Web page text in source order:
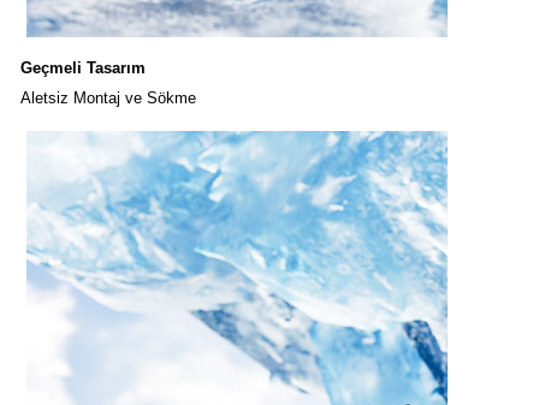
Geçmeli Tasarım
Aletsiz Montaj ve Sökme